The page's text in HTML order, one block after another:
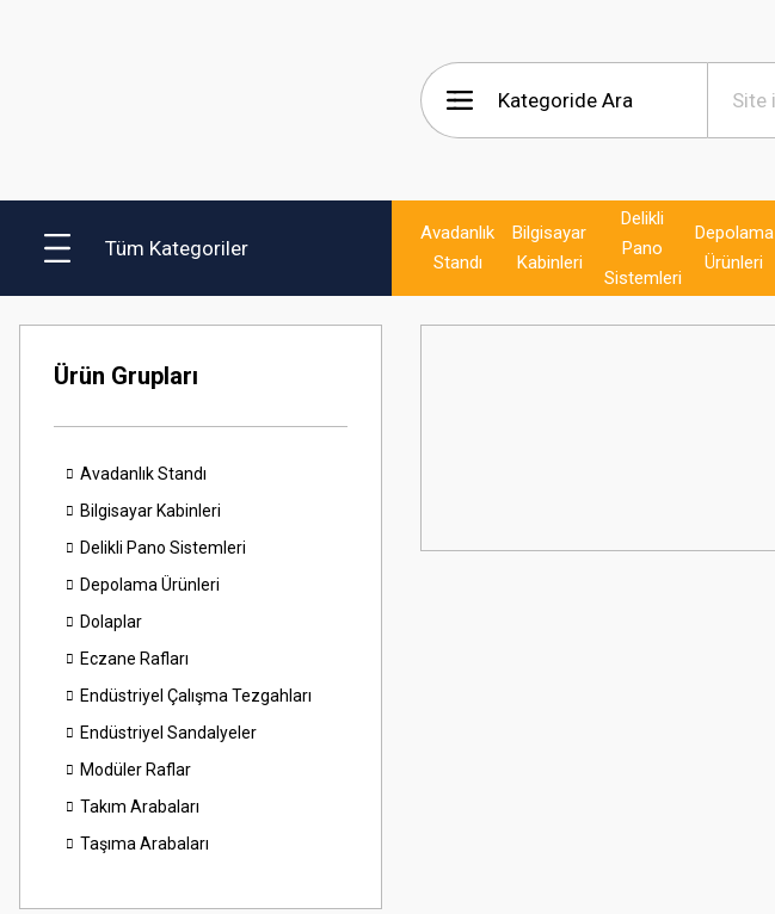
Tüm Kategoriler
Avadanlık
Standı
Bilgisayar
Kabinleri
Delikli
Pano
Sistemleri
Depolama
Ürünleri
Ürün Grupları
Avadanlık Standı
Bilgisayar Kabinleri
Delikli Pano Sistemleri
Depolama Ürünleri
Dolaplar
Eczane Rafları
Endüstriyel Çalışma Tezgahları
Endüstriyel Sandalyeler
Modüler Raflar
Takım Arabaları
Taşıma Arabaları